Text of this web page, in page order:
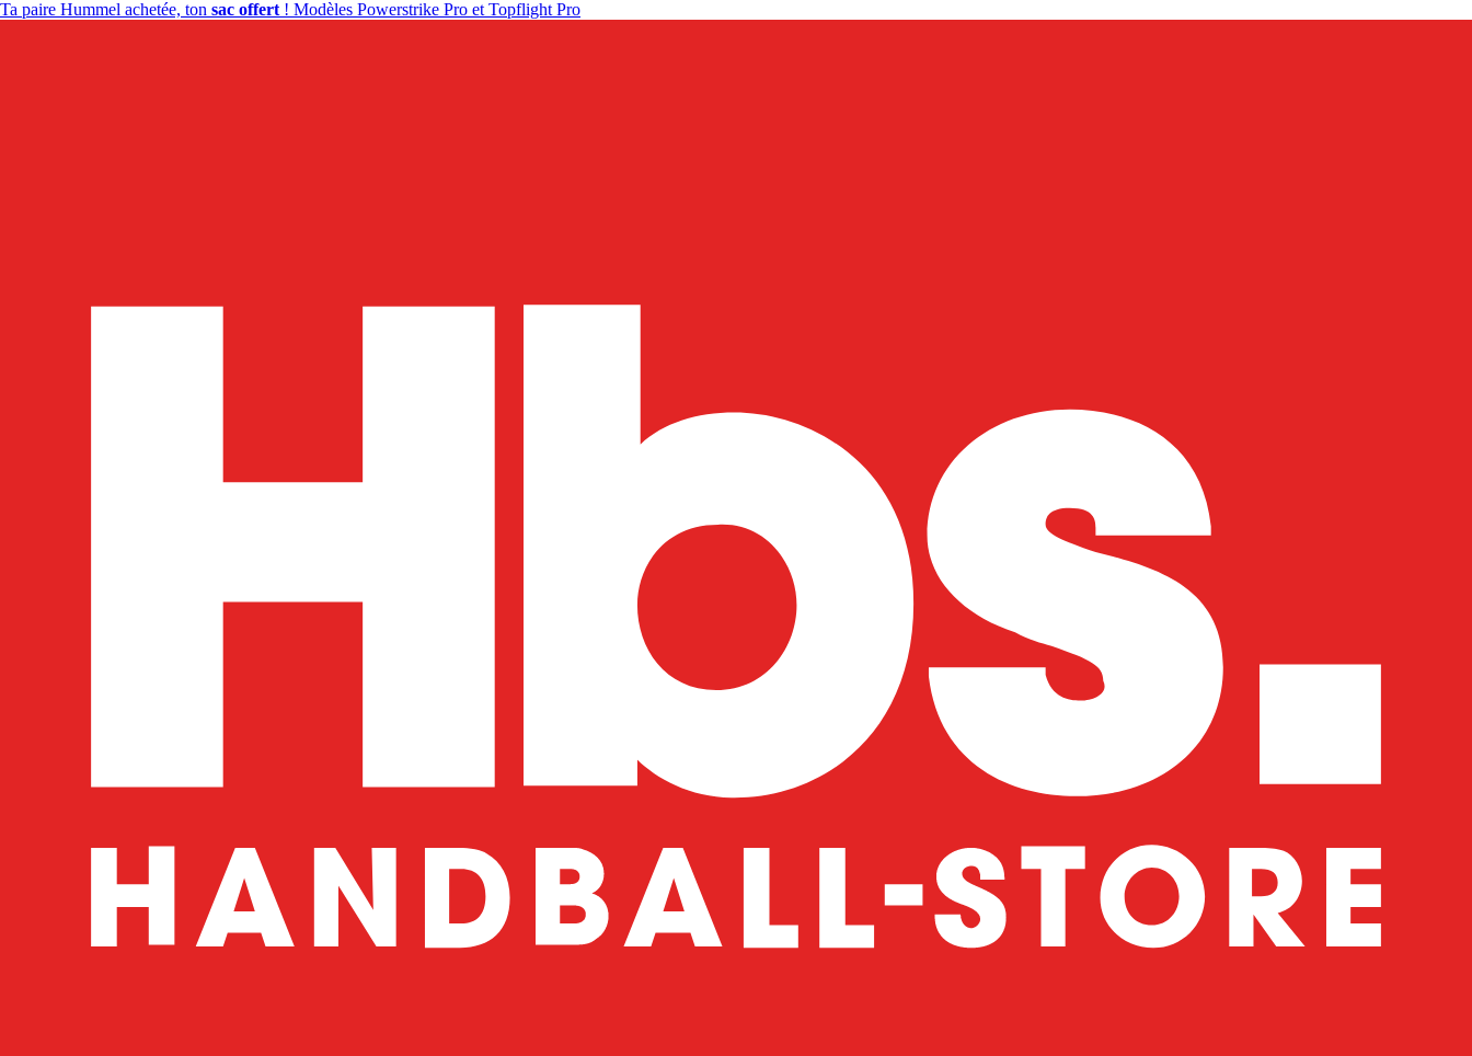
Ta paire Hummel achetée, ton sac offert ! Modèles Powerstrike Pro et Topflight Pro